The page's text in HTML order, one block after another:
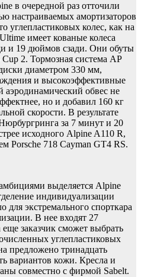
в очередной раз отточили
настраиваемых амортизаторов
углепластиковых колес, как на
имеет кованые колеса
и 19 дюймов сзади. Они обуты
2. Тормозная система AP
диаметром 330 мм,
и высокоэффективные
аэродинамический обвес не
но и добавил 160 кг
скорости. В результате
за 7 минут и 20
исходного Alpine A110 R,
Porsche 718 Cayman GT4 RS.
выделяется Alpine
индивидуализации
для экстремального спорткара
В нее входят 27
заказчик сможет выбрать
углепластиковых
предложено тринадцать
вариантов кожи. Кресла и
совместно с фирмой Sabelt.